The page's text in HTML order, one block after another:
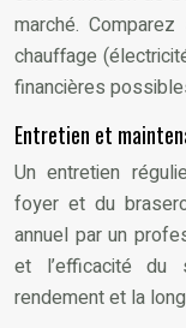
marché.
chauffage
financières
Entretien et
Un entretien
foyer et du
annuel par un
et l’efficacité du
rendement et la